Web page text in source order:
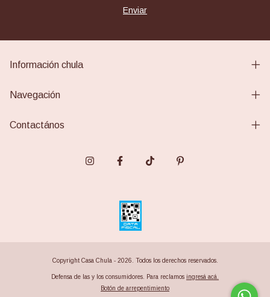
Información chula
Navegación
Contactános
Copyright Casa Chula - 2026. Todos los derechos reservados.
Defensa de las y los consumidores. Para reclamos ingresá acá.
Botón de arrepentimiento